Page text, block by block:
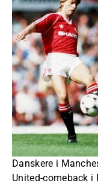
Danskere i
United-comeback i